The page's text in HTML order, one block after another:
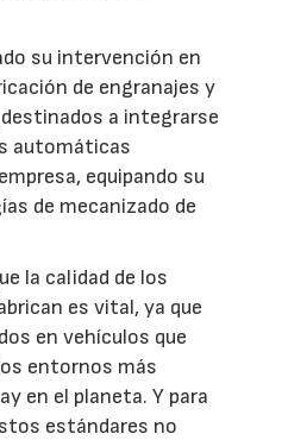
su intervención en
de engranajes y
a integrarse
automáticas
equipando su
de mecanizado de
la calidad de los
es vital, ya que
en vehículos que
entornos más
en el planeta. Y para
estándares no